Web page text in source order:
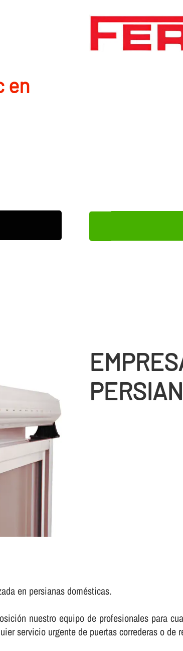
en
en persianas domésticas.
nuestro equipo de profesionales para
servicio urgente de puertas correderas o de